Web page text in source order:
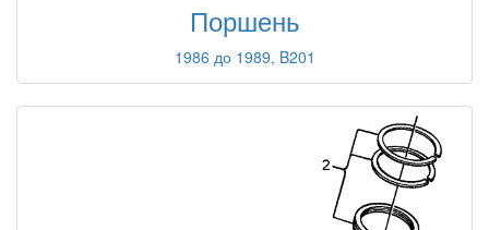
Поршень
1986 до 1989, B201